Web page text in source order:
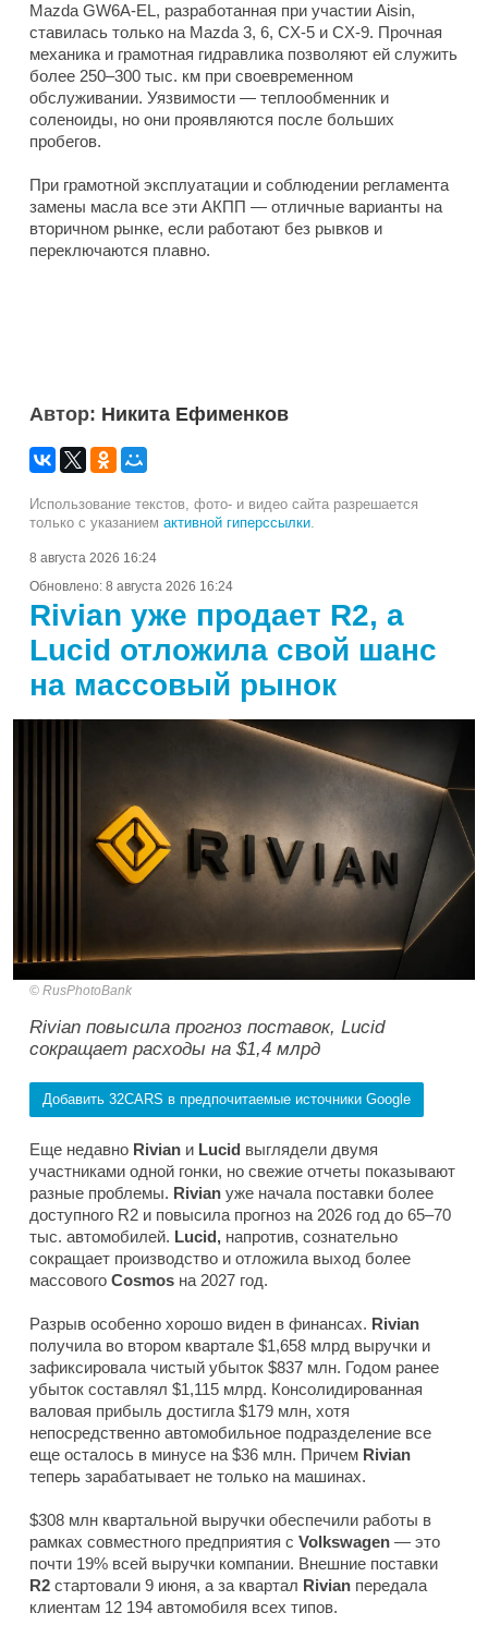
Mazda GW6A-EL, разработанная при участии Aisin,
ставилась только на Mazda 3, 6, CX-5 и CX-9. Прочная
механика и грамотная гидравлика позволяют ей служить
более 250–300 тыс. км при своевременном
обслуживании. Уязвимости — теплообменник и
соленоиды, но они проявляются после больших
пробегов.
При грамотной эксплуатации и соблюдении регламента
замены масла все эти АКПП — отличные варианты на
вторичном рынке, если работают без рывков и
переключаются плавно.
Автор: Никита Ефименков
Использование текстов, фото- и видео сайта разрешается
только с указанием активной гиперссылки.
8 августа 2026 16:24
Обновлено: 8 августа 2026 16:24
Rivian уже продает R2, а
Lucid отложила свой шанс
на массовый рынок
RusPhotoBank
Rivian повысила прогноз поставок, Lucid
сокращает расходы на $1,4 млрд
Добавить 32CARS в предпочитаемые источники Google
Еще недавно Rivian и Lucid выглядели двумя
участниками одной гонки, но свежие отчеты показывают
разные проблемы. Rivian уже начала поставки более
доступного R2 и повысила прогноз на 2026 год до 65–70
тыс. автомобилей. Lucid, напротив, сознательно
сокращает производство и отложила выход более
массового Cosmos на 2027 год.
Разрыв особенно хорошо виден в финансах. Rivian
получила во втором квартале $1,658 млрд выручки и
зафиксировала чистый убыток $837 млн. Годом ранее
убыток составлял $1,115 млрд. Консолидированная
валовая прибыль достигла $179 млн, хотя
непосредственно автомобильное подразделение все
еще осталось в минусе на $36 млн. Причем Rivian
теперь зарабатывает не только на машинах.
$308 млн квартальной выручки обеспечили работы в
рамках совместного предприятия с Volkswagen — это
почти 19% всей выручки компании. Внешние поставки
R2 стартовали 9 июня, а за квартал Rivian передала
клиентам 12 194 автомобиля всех типов.